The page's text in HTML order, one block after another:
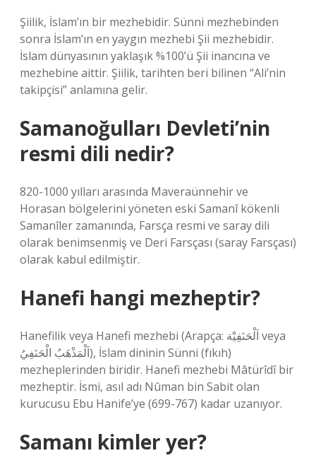
Şiilik, İslam’ın bir mezhebidir. Sünni mezhebinden
sonra İslam’ın en yaygın mezhebi Şii mezhebidir.
İslam dünyasının yaklaşık %100’ü Şii inancına ve
mezhebine aittir. Şiilik, tarihten beri bilinen “Ali’nin
takipçisi” anlamına gelir.
Samanoğulları Devleti’nin
resmi dili nedir?
820-1000 yılları arasında Maveraünnehir ve
Horasan bölgelerini yöneten eski Samanî kökenli
Samanîler zamanında, Farsça resmi ve saray dili
olarak benimsenmiş ve Deri Farsçası (saray Farsçası)
olarak kabul edilmiştir.
Hanefi hangi mezheptir?
Hanefilik veya Hanefi mezhebi (Arapça: اَلْحَنَفِيَْة veya
اَلْمَذْهَبُ الْحَنَفِيُ), İslam dininin Sünni (fıkıh)
mezheplerinden biridir. Hanefi mezhebi Mâtürîdî bir
mezheptir. İsmi, asıl adı Nûman bin Sabit olan
kurucusu Ebu Hanife’ye (699-767) kadar uzanıyor.
Samanı kimler yer?